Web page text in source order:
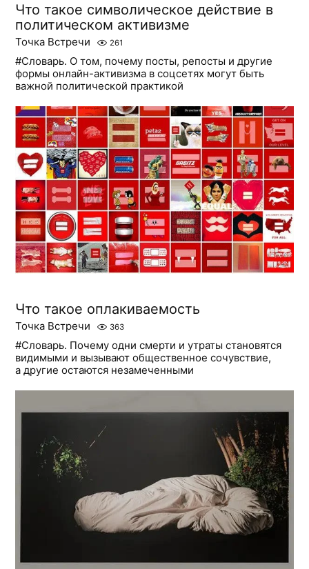
Что такое символическое действие в
политическом активизме
Точка Встречи 261
#Словарь. О том, почему посты, репосты и другие
формы онлайн-активизма в соцсетях могут быть
важной политической практикой
Что такое оплакиваемость
Точка Встречи 363
#Словарь. Почему одни смерти и утраты становятся
видимыми и вызывают общественное сочувствие,
а другие остаются незамеченными